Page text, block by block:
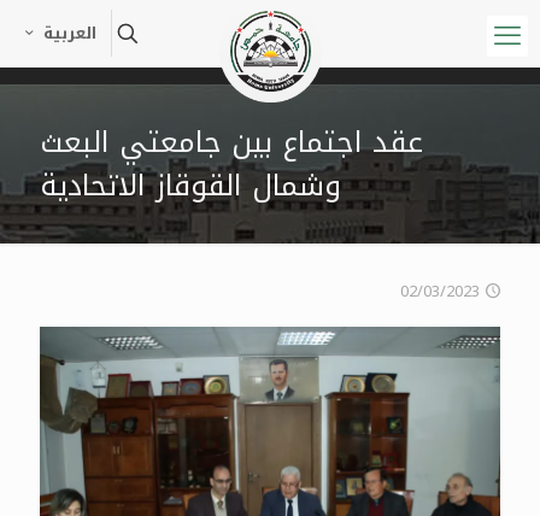
العربية
عقد اجتماع بين جامعتي البعث
وشمال القوقاز الاتحادية
02/03/2023